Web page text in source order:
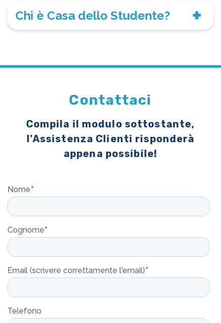
Chi è Casa dello Studente?
Contattaci
Compila il modulo sottostante,
l'Assistenza Clienti risponderà
appena possibile!